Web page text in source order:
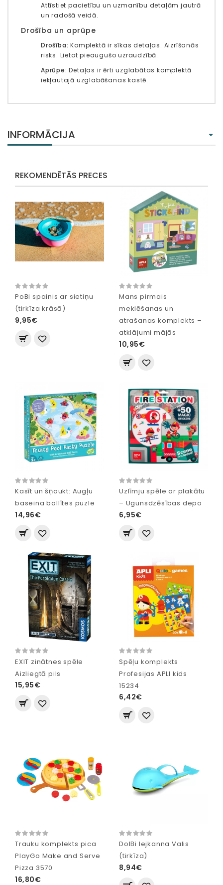
Attīstiet pacietību un uzmanību detaļām jautrā
un radošā veidā.
Drošība un aprūpe
Drošība: Komplektā ir sīkas detaļas. Aizrīšanās
risks. Lietot pieaugušo uzraudzībā.
Aprūpe: Detaļas ir ērti uzglabātas komplektā
iekļautajā uzglabāšanas kastē.
INFORMĀCIJA
REKOMENDĒTĀS PRECES
PoBi spainis ar sietiņu
(tirkīza krāsā)
9,95€
Mans pirmais
meklēšanas un
atrašanas komplekts –
atklājumi mājās
10,95€
Kasīt un šņaukt: Augļu
baseina ballītes puzle
14,96€
Uzlīmju spēle ar plakātu
– Ugunsdzēsības depo
6,95€
EXIT zinātnes spēle
Aizliegtā pils
15,95€
Spēļu komplekts
Profesijas APLI kids
15234
6,42€
Trauku komplekts pica
PlayGo Make and Serve
Pizza 3570
16,80€
DolBi lejkanna Valis
(tirkīza)
8,94€